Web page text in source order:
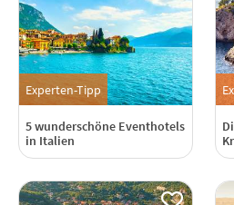
Experten-Tipp
5 wunderschöne Eventhotels
in Italien